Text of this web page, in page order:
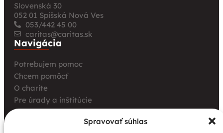
Spravovať súhlas
Slovenská 30
052 01 Spišská Nová Ves
053/442 45 00
caritas@caritas.sk
Navigácia
Potrebujem pomoc
Chcem pomôcť
O charite
Pre úrady a inštitúcie
Farské charity